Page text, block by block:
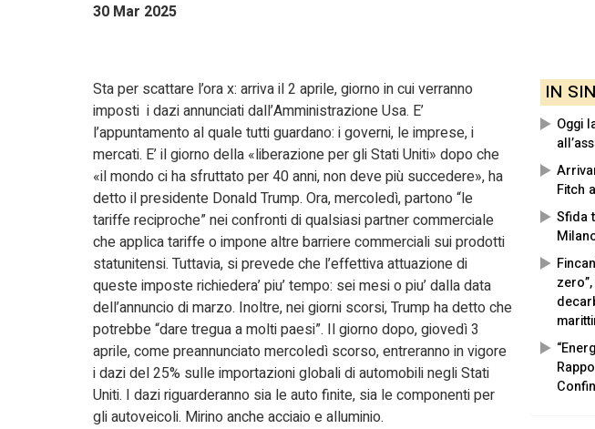
30 Mar 2025
IN
Oggi
Fitch
Sfida
Sta per scattare l’ora x: arriva il 2 aprile, giorno in cui verranno
imposti i dazi annunciati dall’Amministrazione Usa. E’
l’appuntamento al quale tutti guardano: i governi, le imprese, i
mercati. E’ il giorno della «liberazione per gli Stati Uniti» dopo che
«il mondo ci ha sfruttato per 40 anni, non deve più succedere», ha
detto il presidente Donald Trump. Ora, mercoledì, partono “le
tariffe reciproche” nei confronti di qualsiasi partner commerciale
che applica tariffe o impone altre barriere commerciali sui prodotti
statunitensi. Tuttavia, si prevede che l’effettiva attuazione di
queste imposte richiedera’ piu’ tempo: sei mesi o piu’ dalla data
dell’annuncio di marzo. Inoltre, nei giorni scorsi, Trump ha detto che
potrebbe “dare tregua a molti paesi”. Il giorno dopo, giovedì 3
aprile, come preannunciato mercoledì scorso, entreranno in vigore
i dazi del 25% sulle importazioni globali di automobili negli Stati
Uniti. I dazi riguarderanno sia le auto finite, sia le componenti per
gli autoveicoli. Mirino anche acciaio e alluminio.